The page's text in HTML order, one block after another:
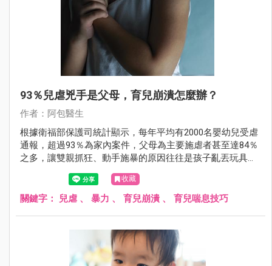
93％兒虐兇手是父母，育兒崩潰怎麼辦？
作者：阿包醫生
根據衛福部保護司統計顯示，每年平均有2000名嬰幼兒受虐
通報，超過93％為家內案件，父母為主要施虐者甚至達84％
之多，讓雙親抓狂、動手施暴的原因往往是孩子亂丟玩具、
不睡覺等事。
收藏
關鍵字： 兒虐 、 暴力 、 育兒崩潰 、 育兒喘息技巧